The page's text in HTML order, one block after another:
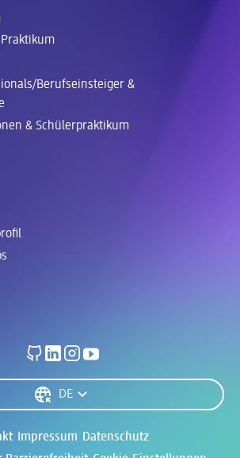
Berufseinsteiger &
& Schüler­praktikum
DE
Impressum Datenschutz